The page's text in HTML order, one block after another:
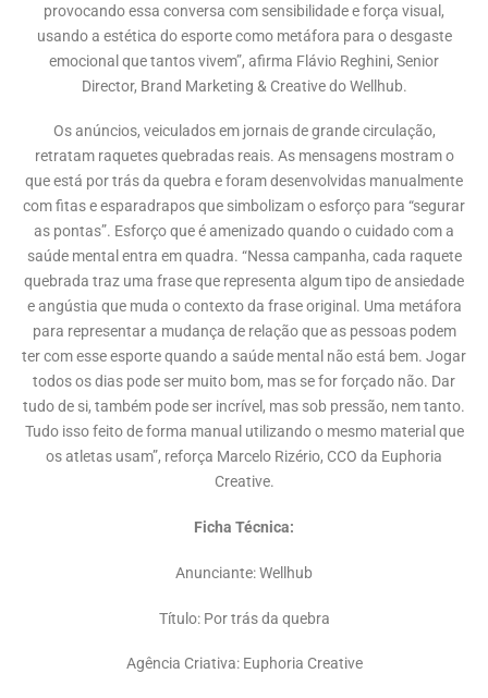
provocando essa conversa com sensibilidade e força visual,
usando a estética do esporte como metáfora para o desgaste
emocional que tantos vivem”, afirma Flávio Reghini, Senior
Director, Brand Marketing & Creative do Wellhub.
Os anúncios, veiculados em jornais de grande circulação,
retratam raquetes quebradas reais. As mensagens mostram o
que está por trás da quebra e foram desenvolvidas manualmente
com fitas e esparadrapos que simbolizam o esforço para “segurar
as pontas”. Esforço que é amenizado quando o cuidado com a
saúde mental entra em quadra. “Nessa campanha, cada raquete
quebrada traz uma frase que representa algum tipo de ansiedade
e angústia que muda o contexto da frase original. Uma metáfora
para representar a mudança de relação que as pessoas podem
ter com esse esporte quando a saúde mental não está bem. Jogar
todos os dias pode ser muito bom, mas se for forçado não. Dar
tudo de si, também pode ser incrível, mas sob pressão, nem tanto.
Tudo isso feito de forma manual utilizando o mesmo material que
os atletas usam”, reforça Marcelo Rizério, CCO da Euphoria
Creative.
Ficha Técnica:
Anunciante: Wellhub
Título: Por trás da quebra
Agência Criativa: Euphoria Creative